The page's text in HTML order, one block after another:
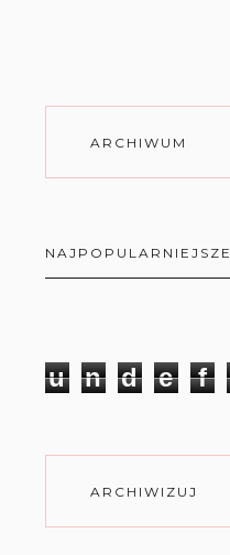
ARCHIWUM
NAJPOPULARNIEJSZE
u n d e f
ARCHIWIZUJ